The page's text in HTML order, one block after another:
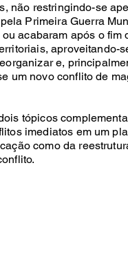
não restringindo-se
Primeira Guerra
acabaram após o fim
aproveitando-
e,
um novo conflito de
tópicos
imediatos em um
como da